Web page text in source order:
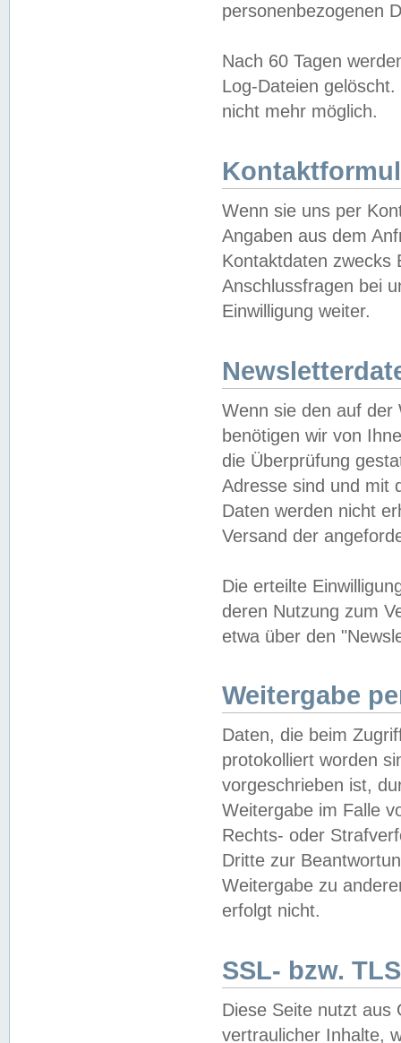
personenbezogenen
Nach 60 Tagen
Log-Dateien
nicht mehr möglich.
Wenn sie uns per
Angaben aus dem
Kontaktdaten zwecks
Anschlussfragen bei
Einwilligung weiter.
Wenn sie den auf der
benötigen wir von
die Überprüfung
Adresse sind und mit
Daten werden nicht
Versand der
Die erteilte
deren Nutzung zum
etwa über den
Weitergabe
Daten, die beim
protokolliert worden
vorgeschrieben ist,
Weitergabe im Falle
Rechts- oder
Dritte zur
Weitergabe zu
erfolgt nicht.
SSL- bzw.
Diese Seite nutzt aus
vertraulicher Inhalte,